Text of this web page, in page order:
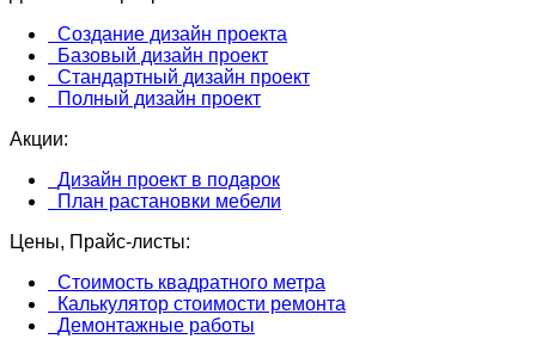
Создание дизайн проекта
Базовый дизайн проект
Стандартный дизайн проект
Полный дизайн проект
Акции:
Дизайн проект в подарок
План растановки мебели
Цены, Прайс-листы:
Стоимость квадратного метра
Калькулятор стоимости ремонта
Демонтажные работы